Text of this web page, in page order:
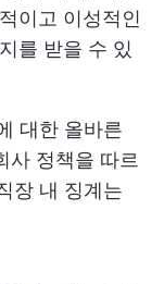
이고 이성적인
를 받을 수 있
대한 올바른
사 정책을 따르
장 내 징계는